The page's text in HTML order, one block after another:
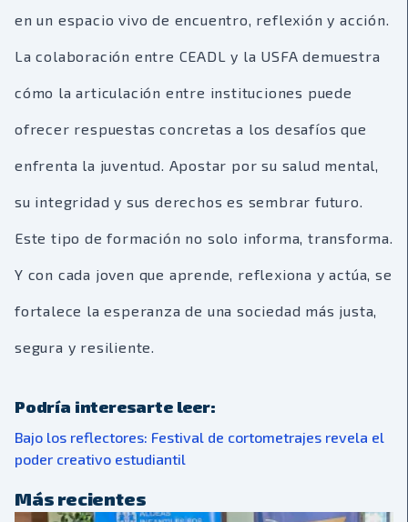
en un espacio vivo de encuentro, reflexión y acción.
La colaboración entre CEADL y la USFA demuestra
cómo la articulación entre instituciones puede
ofrecer respuestas concretas a los desafíos que
enfrenta la juventud. Apostar por su salud mental,
su integridad y sus derechos es sembrar futuro.
Este tipo de formación no solo informa, transforma.
Y con cada joven que aprende, reflexiona y actúa, se
fortalece la esperanza de una sociedad más justa,
segura y resiliente.
Podría interesarte leer:
Bajo los reflectores: Festival de cortometrajes revela el
poder creativo estudiantil
Más recientes